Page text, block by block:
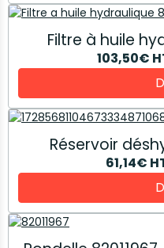
Filtre à huile
103,50€
Réservoir
61,14€